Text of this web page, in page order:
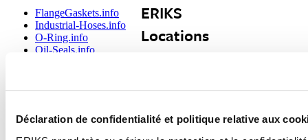
Déclaration de confidentialité et politique relative aux
FlangeGaskets.info
Industrial-Hoses.info
O-Ring.info
Oil-Seals.info
Tools &
ERIKS
Locations
China
Republic
Denmark
Singapore
Spain